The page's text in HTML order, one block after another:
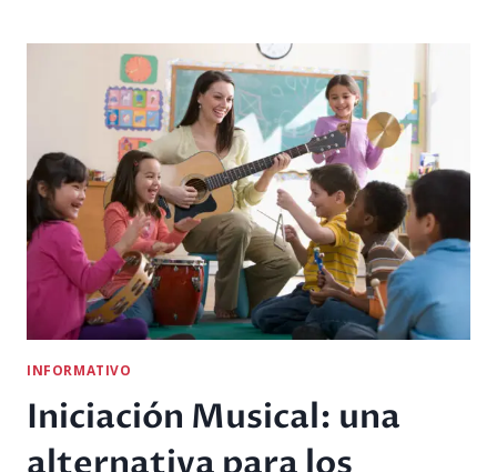
PERÚ
INFORMATIVO
Iniciación Musical: una